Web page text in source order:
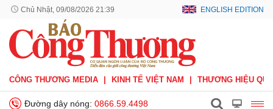
Chủ Nhật, 09/08/2026 21:39 ENGLISH EDITION
CÔNG THƯƠNG MEDIA KINH TẾ VIỆT NAM THƯƠNG HIỆU
Đường dây nóng: 0866.59.4498